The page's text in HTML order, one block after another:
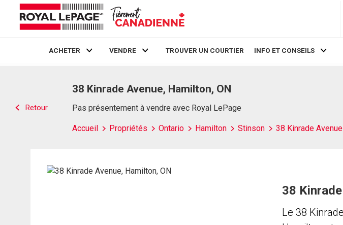
ACHETER VENDRE TROUVER UN COURTIER INFO ET CONSEILS
Retour
38 Kinrade Avenue, Hamilton, ON
Pas présentement à vendre avec Royal LePage
Accueil Propriétés Ontario Hamilton Stinson 38 Kinrade Avenue
38
Le 38